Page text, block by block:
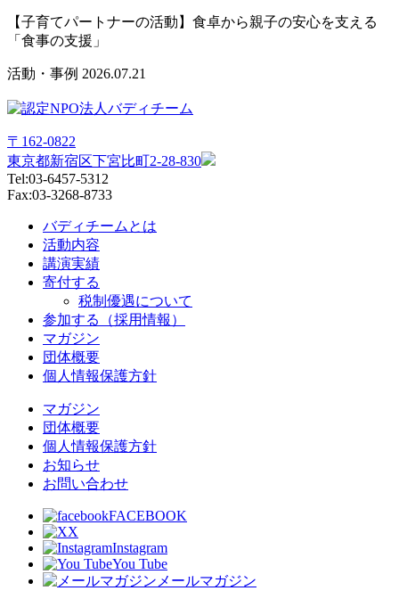
【子育てパートナーの活動】食卓から親子の安心を支える
「食事の支援」
活動・事例 2026.07.21
〒162-0822
東京都新宿区下宮比町2-28-830
Tel:03-6457-5312
Fax:03-3268-8733
バディチームとは
活動内容
講演実績
寄付する
税制優遇について
参加する（採用情報）
マガジン
団体概要
個人情報保護方針
マガジン
団体概要
個人情報保護方針
お知らせ
お問い合わせ
FACEBOOK
X
Instagram
You Tube
メールマガジン